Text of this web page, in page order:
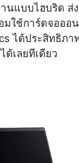
นแบบไฮบริด ส่
มใช้การ์ดจอออ
ได้ประสิทธิภา
ด้เลยทีเดียว